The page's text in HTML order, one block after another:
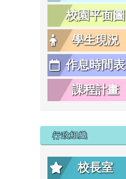
校園平面圖
學生現況
作息時間表
課程計畫
行政組織
校長室